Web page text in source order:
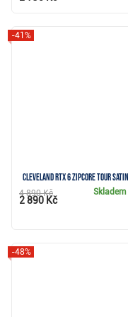
Cleveland RTX 6 ZipCore Tour
-41%
Skladem
4 890 Kč
2 890 Kč
-48%